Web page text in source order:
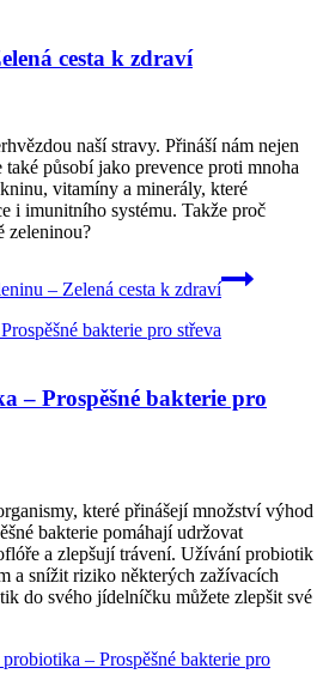
cesta k zdraví
naší stravy. Přináší nám nejen
působí jako prevence proti mnoha
vitamíny a minerály, které
i imunitního systému. Takže proč
zeleninou?
– Zelená cesta k zdraví
– Prospěšné bakterie pro
které přinášejí množství výhod
bakterie pomáhají udržovat
a zlepšují trávení. Užívání probiotik
a snížit riziko některých zažívacích
do svého jídelníčku můžete zlepšit své
– Prospěšné bakterie pro